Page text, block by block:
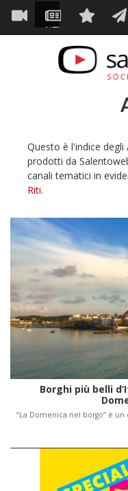
Salta
contenuto
Navigazione
principale
VIDEO NEWS
Questo è l'indice
prodotti da
canali tematici in
Riti.
Borghi più belli
“La Domenica nel borgo” è